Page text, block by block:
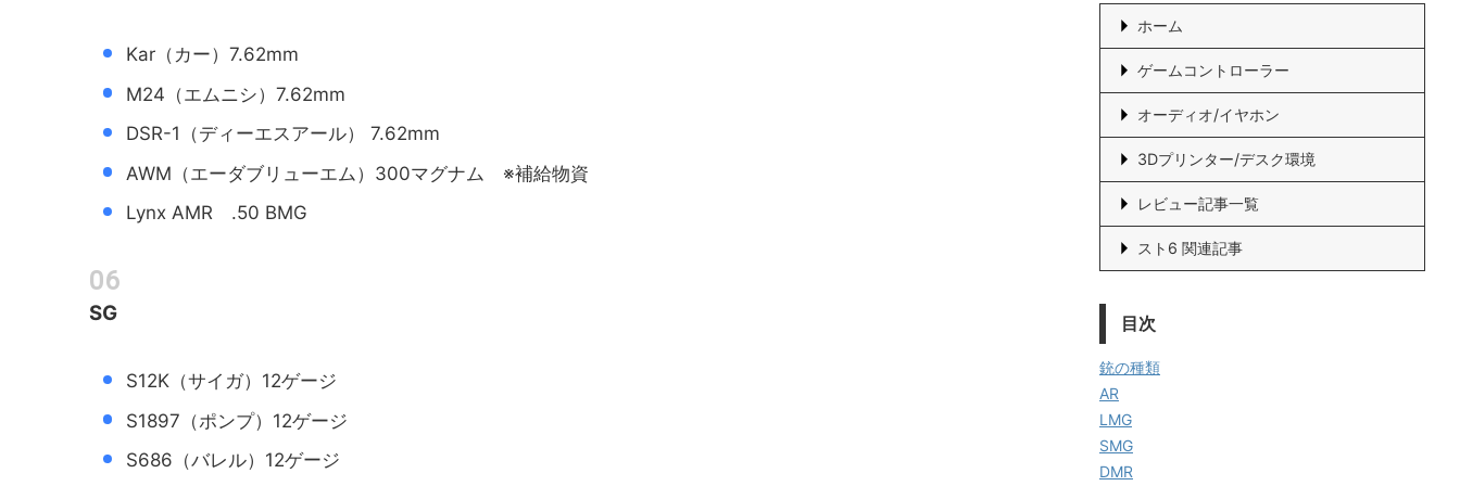
Kar（カー）7.62mm
M24（エムニシ）7.62mm
DSR-1（ディーエスアール） 7.62mm
AWM（エーダブリューエム）300マグナム ※補給物資
Lynx AMR .50 BMG
SG
S12K（サイガ）12ゲージ
S1897（ポンプ）12ゲージ
S686（バレル）12ゲージ
ホーム
ゲームコントローラー
オーディオ/イヤホン
3Dプリンター/デスク環境
レビュー記事一覧
スト6 関連記事
目次
銃の種類
AR
LMG
SMG
DMR